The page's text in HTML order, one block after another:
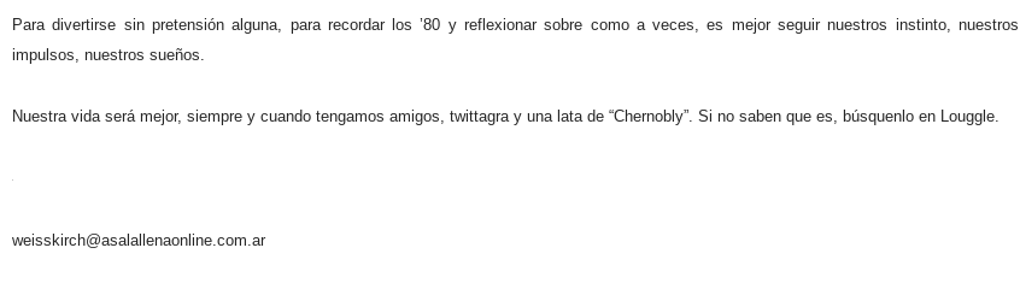
Para divertirse sin pretensión alguna, para recordar los ’80 y reflexionar sobre como a veces, es mejor seguir nuestros instinto, nuestros
impulsos, nuestros sueños.
Nuestra vida será mejor, siempre y cuando tengamos amigos, twittagra y una lata de “Chernobly”. Si no saben que es, búsquenlo en Louggle.
weisskirch@asalallenaonline.com.ar